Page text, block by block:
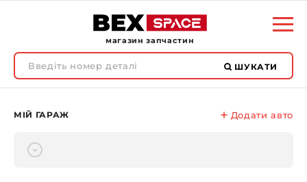
магазин запчастин
ШУКАТИ
МІЙ ГАРАЖ Додати авто